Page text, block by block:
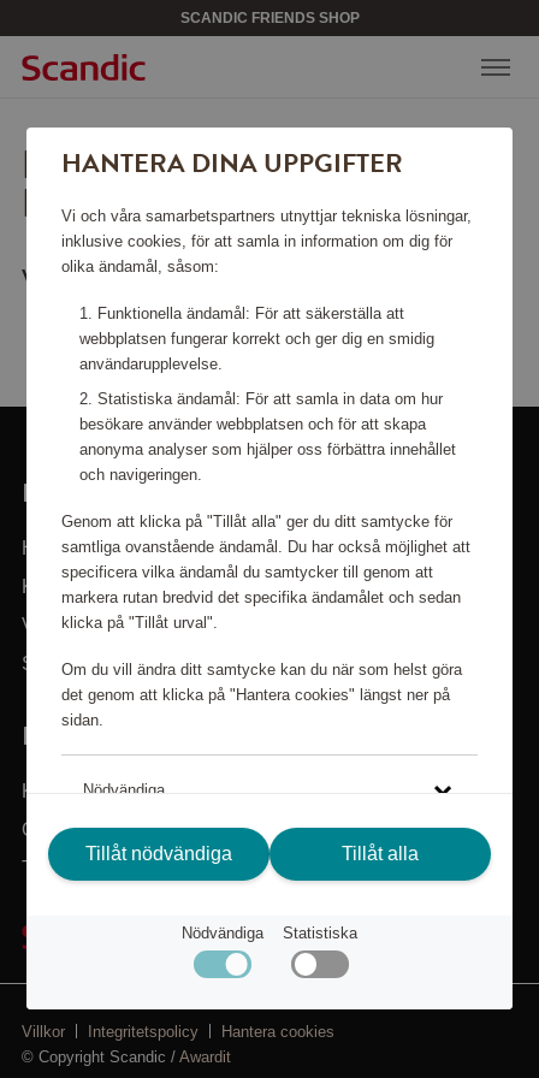
SCANDIC FRIENDS SHOP
LEDSEN, SIDAN KAN INTE
HITTAS.
Vill du gå tillbaka till
HANTERA DINA UPPGIFTER
Vi och våra samarbetspartners utnyttjar tekniska lösningar,
inklusive cookies, för att samla in information om dig för
olika ändamål, såsom:
Funktionella ändamål: För att säkerställa att
webbplatsen fungerar korrekt och ger dig en smidig
användarupplevelse.
Statistiska ändamål: För att samla in data om hur
besökare använder webbplatsen och för att skapa
anonyma analyser som hjälper oss förbättra innehållet
och navigeringen.
Genom att klicka på "Tillåt alla" ger du ditt samtycke för
samtliga ovanstående ändamål. Du har också möjlighet att
specificera vilka ändamål du samtycker till genom att
markera rutan bredvid det specifika ändamålet och sedan
klicka på "Tillåt urval".
Om du vill ändra ditt samtycke kan du när som helst göra
det genom att klicka på "Hantera cookies" längst ner på
sidan.
Nödvändiga
Statistiska
Klicka på länken för att läsa mer om hur vi använder kakor
och andra tekniska lösningar och hur vi inhämtar och
behandlar personuppgifter.
Integritetspolicy
Tillåt nödvändiga Tillåt alla
Nödvändiga Statistiska
LÄNKAR
Hem
Kategorier
Varumärken
Sök i sortimentet
BEHÖVER DU HJÄLP?
Kundservice
Om Scandic Friends
Tillbaka till scandichotels.se
Villkor Integritetspolicy
Hantera cookies
© Copyright Scandic /Awardit